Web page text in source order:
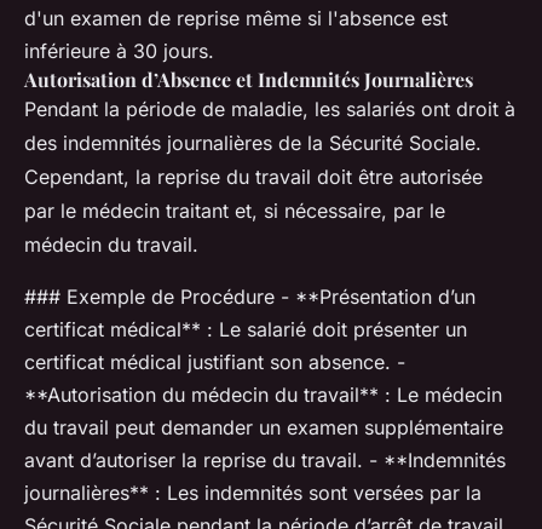
d'un examen de reprise même si l'absence est
inférieure à 30 jours.
Autorisation d’Absence et Indemnités Journalières
Pendant la période de maladie, les salariés ont droit à
des indemnités journalières de la Sécurité Sociale.
Cependant, la reprise du travail doit être autorisée
par le médecin traitant et, si nécessaire, par le
médecin du travail.
### Exemple de Procédure - **Présentation d’un
certificat médical** : Le salarié doit présenter un
certificat médical justifiant son absence. -
**Autorisation du médecin du travail** : Le médecin
du travail peut demander un examen supplémentaire
avant d’autoriser la reprise du travail. - **Indemnités
journalières** : Les indemnités sont versées par la